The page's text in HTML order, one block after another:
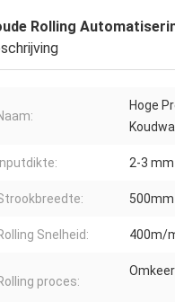
Rolling
Hoge
Inputdikte: 2-3 mm
500mm
Snelheid: 400m/
proces: